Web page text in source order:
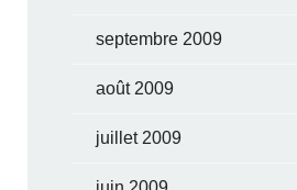
septembre 2009
août 2009
juillet 2009